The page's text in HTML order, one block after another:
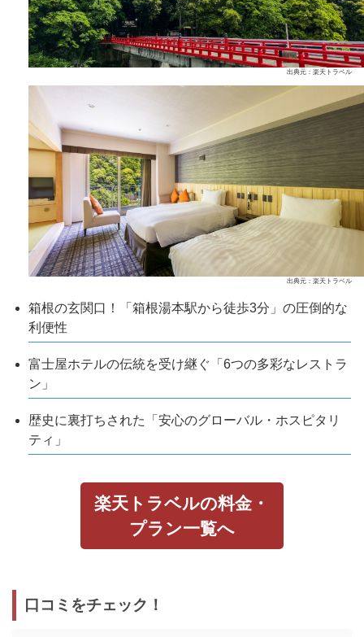
出典元：楽天トラベル
出典元：楽天トラベル
箱根の玄関口！「箱根湯本駅から徒歩3分」の圧倒的な
利便性
富士屋ホテルの伝統を受け継ぐ「6つの多彩なレストラ
ン」
歴史に裏打ちされた「安心のグローバル・ホスピタリ
ティ」
楽天トラベルの料金・
プラン一覧へ
口コミをチェック！